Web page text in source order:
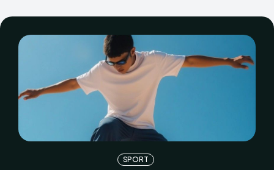
Ingatlan
Szolgáltatás
Vállalkozás
Ingatlan
Szolgáltatás
Vállalkozás
SPORT